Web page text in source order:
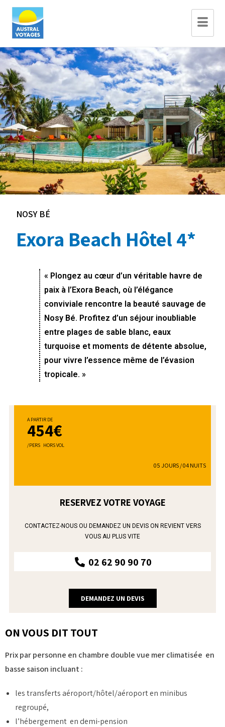
NOSY BÉ
Exora Beach Hôtel 4*
« Plongez au cœur d’un véritable havre de
paix à l’Exora Beach, où l’élégance
conviviale rencontre la beauté sauvage de
Nosy Bé. Profitez d’un séjour inoubliable
entre plages de sable blanc, eaux
turquoise et moments de détente absolue,
pour vivre l’essence même de l’évasion
tropicale. »
A PARTIR DE
454€
/PERS HORS VOL
05 JOURS / 04 NUITS
RESERVEZ VOTRE VOYAGE
CONTACTEZ-NOUS OU DEMANDEZ UN DEVIS ON REVIENT VERS
VOUS AU PLUS VITE
02 62 90 90 70
DEMANDEZ UN DEVIS
ON VOUS DIT TOUT
Prix par personne en chambre double vue mer climatisée en
basse saison incluant :
les transferts aéroport/hôtel/aéroport en minibus
regroupé,
l’hébergement en demi-pension